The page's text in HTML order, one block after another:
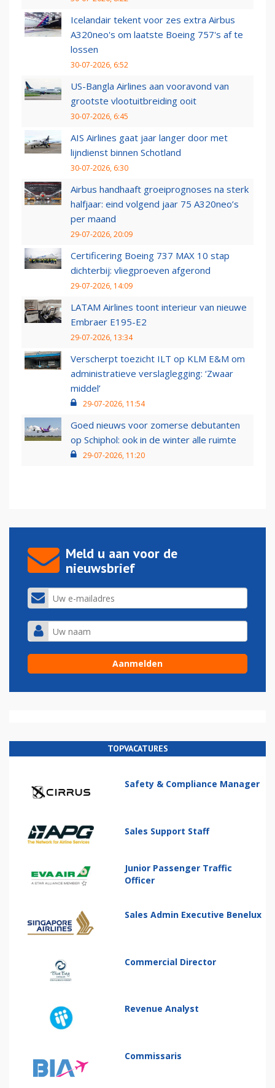
Icelandair tekent voor zes extra Airbus
A320neo's om laatste Boeing 757's af te
lossen
30-07-2026, 6:52
US-Bangla Airlines aan vooravond van
grootste vlootuitbreiding ooit
30-07-2026, 6:45
AIS Airlines gaat jaar langer door met
lijndienst binnen Schotland
30-07-2026, 6:30
Airbus handhaaft groeiprognoses na sterk
halfjaar: eind volgend jaar 75 A320neo’s
per maand
29-07-2026, 20:09
Certificering Boeing 737 MAX 10 stap
dichterbij: vliegproeven afgerond
29-07-2026, 14:09
LATAM Airlines toont interieur van nieuwe
Embraer E195-E2
29-07-2026, 13:34
Verscherpt toezicht ILT op KLM E&M om
administratieve verslaglegging: ‘Zwaar
middel’
29-07-2026, 11:54
Goed nieuws voor zomerse debutanten
op Schiphol: ook in de winter alle ruimte
29-07-2026, 11:20
Meld u aan voor de
nieuwsbrief
TOPVACATURES
Safety & Compliance Manager
Sales Support Staff
Junior Passenger Traffic
Officer
Sales Admin Executive Benelux
Commercial Director
Revenue Analyst
Commissaris